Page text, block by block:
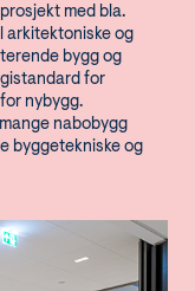
med bla.
arkitektoniske og
bygg og
for
nybygg.
nabobygg
byggetekniske og